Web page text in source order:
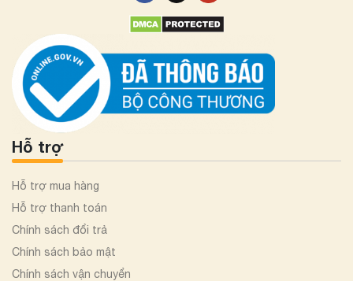
Hỗ trợ
Hỗ trợ mua hàng
Hỗ trợ thanh toán
Chính sách đổi trả
Chính sách bảo mật
Chính sách vận chuyển